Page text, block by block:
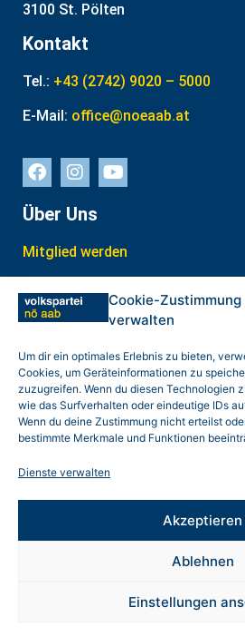
Cookie-Zustimmung
verwalten
Um dir ein optimales Erlebnis zu bieten,
Cookies, um Geräteinformationen zu
zuzugreifen. Wenn du diesen Technologien
wie das Surfverhalten oder eindeutige IDs
Wenn du deine Zustimmung nicht erteilst
bestimmte Merkmale und Funktionen
Dienste verwalten
Akzeptieren
Ablehnen
Einstellungen
3100 St. Pölten
Kontakt
Tel.: +43 (2742) 9020 – 5000
E-Mail: office@noeaab.at
Über Uns
Mitglied werden
In Kontakt treten
weitere Links
Datenschutz
Impressum
Gewinnspiel
Arbeitnehmerinnen- und